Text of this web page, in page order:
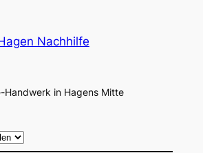
Nachhilfe
Handwerk in Hagens Mitte